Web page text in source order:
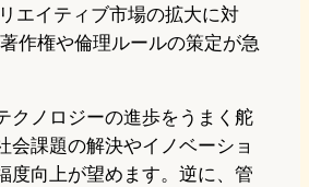
エイティブ市場の拡大に対
作権や倫理ルールの策定が急
クノロジーの進歩をうまく舵
会課題の解決やイノベーショ
度向上が望めます。逆に、管